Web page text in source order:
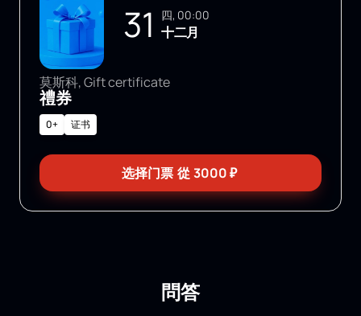
31 四, 00:00
十二月
莫斯科, Gift certificate
禮券
0+ 证书
选择门票 從 3000₽
問答